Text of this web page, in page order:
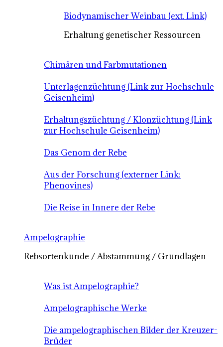
Biodynamischer Weinbau (ext. Link)
Erhaltung genetischer Ressourcen
Chimären und Farbmutationen
Unterlagenzüchtung (Link zur Hochschule
Geisenheim)
Erhaltungszüchtung / Klonzüchtung (Link
zur Hochschule Geisenheim)
Das Genom der Rebe
Aus der Forschung (externer Link:
Phenovines)
Die Reise in Innere der Rebe
Ampelographie
Rebsortenkunde / Abstammung / Grundlagen
Was ist Ampelographie?
Ampelographische Werke
Die ampelographischen Bilder der Kreuzer-
Brüder